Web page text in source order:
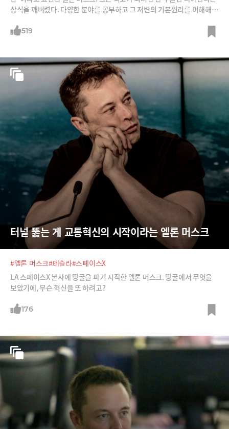
상식을 깨버렸다. 다양한 분야를 공부하고 그 저변의 기본원리를 이해해
519
터널 뚫는 게 교통혁신의 시작이라는 엘론 머스크
#엘론 머스크#테슬라#스페이스X
LA 스페이스X 본사에 땅굴을 파기 시작한 엘론 머스크. 땅굴에서 무엇을
보았기에, 무슨 혁신을 또 하려고?
176